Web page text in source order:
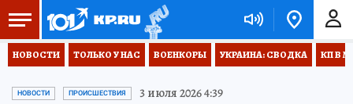
НОВОСТИ ТОЛЬКО У НАС ВОЕНКОРЫ УКРАИНА: СВОДКА КП В
НОВОСТИ ПРОИСШЕСТВИЯ 3 июля 2026 4:39